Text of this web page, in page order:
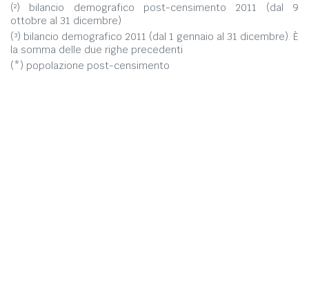
(²) bilancio demografico post-censimento 2011 (dal 9
ottobre al 31 dicembre)
(³) bilancio demografico 2011 (dal 1 gennaio al 31 dicembre). È
la somma delle due righe precedenti
(*) popolazione post-censimento